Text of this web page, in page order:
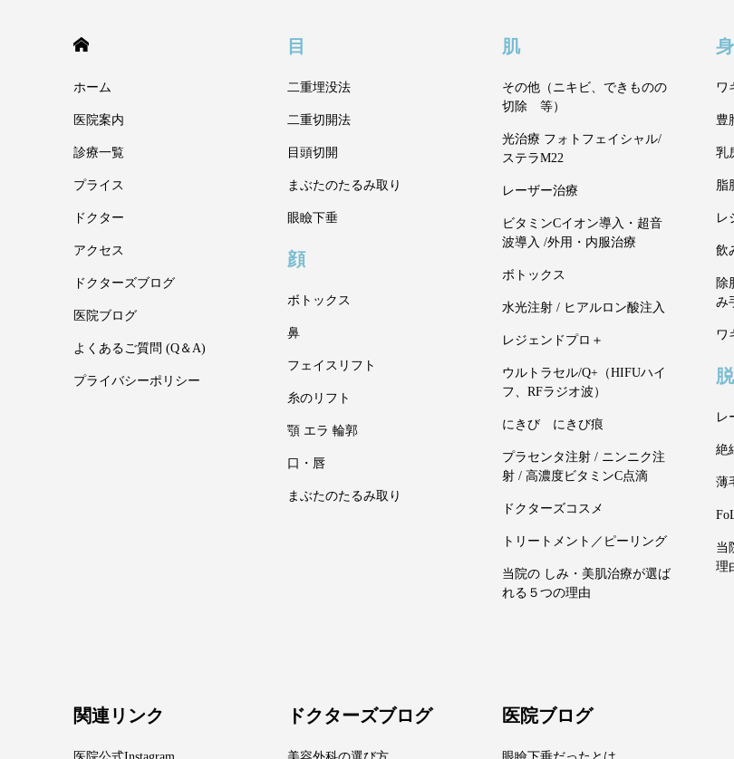
ホーム
医院案内
診療一覧
プライス
ドクター
アクセス
ドクターズブログ
医院ブログ
よくあるご質問 (Q＆A)
プライバシーポリシー
目
二重埋没法
二重切開法
目頭切開
まぶたのたるみ取り
眼瞼下垂
顔
ボトックス
鼻
フェイスリフト
糸のリフト
顎 エラ 輪郭
口・唇
まぶたのたるみ取り
肌
その他（ニキビ、できものの
切除 等）
光治療 フォトフェイシャル/
ステラM22
レーザー治療
ビタミンCイオン導入・超音
波導入 /外用・内服治療
ボトックス
水光注射 / ヒアルロン酸注入
レジェンドプロ＋
ウルトラセル/Q+（HIFUハイ
フ、RFラジオ波）
にきび にきび痕
プラセンタ注射 / ニンニク注
射 / 高濃度ビタミンC点滴
ドクターズコスメ
トリートメント／ピーリング
当院の しみ・美肌治療が選ば
れる５つの理由
ワ
豊
乳
脂
レ
飲
除
み
ワ
レ
絶
薄
当
理
関連リンク ドクターズブログ 医院ブログ